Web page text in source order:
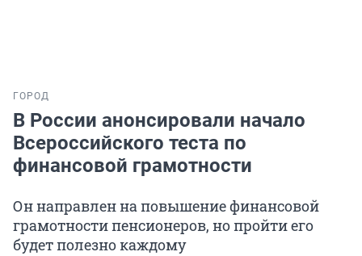
ГОРОД
В России анонсировали начало
Всероссийского теста по
финансовой грамотности
Он направлен на повышение финансовой
грамотности пенсионеров, но пройти его
будет полезно каждому